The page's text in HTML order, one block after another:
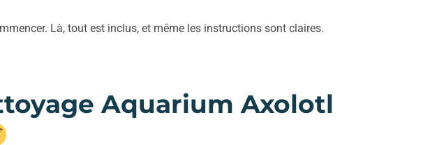
Là, tout est inclus, et même les instructions sont claires.
Aquarium Axolotl